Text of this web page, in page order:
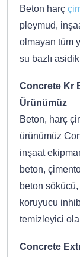
Beton harç
pleymud,
olmayan tüm
su bazlı
Concrete Kr
Ürünümüz
Beton, harç
ürünümüz
inşaat
beton,
beton sökücü,
koruyucu
temizleyici
Concrete